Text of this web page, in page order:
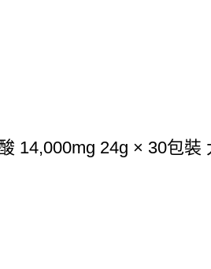
14,000mg 24g × 30包裝